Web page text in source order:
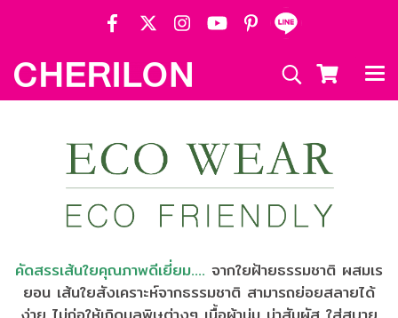
คัดสรรเส้นใยคุณภาพดีเยี่ยม.... จากใยฝ้ายธรรมชาติ ผสมเร
ยอน เส้นใยสังเคราะห์จากธรรมชาติ สามารถย่อยสลายได้